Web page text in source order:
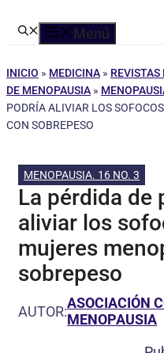
Menú
INICIO » MEDICINA » REVISTAS
DE MENOPAUSIA »
PODRÍA ALIVIAR LOS
CON SOBREPESO
MENOPAUSIA. 16 NO. 3
La pérdida de
aliviar los
mujeres
sobrepeso
AUTOR:ASOCIACIÓN
MENOPAUSIA